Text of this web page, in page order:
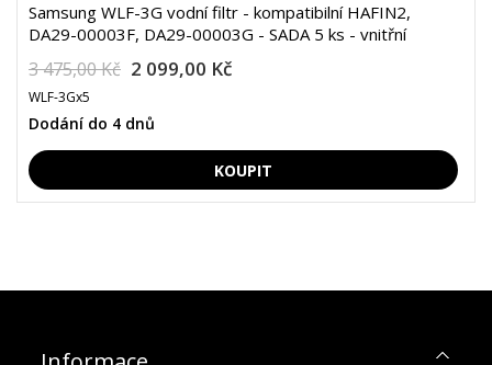
Samsung WLF-3G vodní filtr - kompatibilní HAFIN2,
DA29-00003F, DA29-00003G - SADA 5 ks - vnitřní
3 475,00 Kč 2 099,00 Kč
WLF-3Gx5
Dodání do 4 dnů